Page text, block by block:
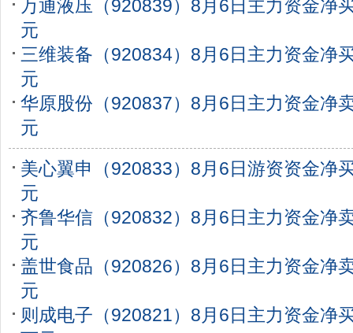
万通液压（920839）8月6日主力资金净
元
三维装备（920834）8月6日主力资金净
元
华原股份（920837）8月6日主力资金净
元
美心翼申（920833）8月6日游资资金净
元
齐鲁华信（920832）8月6日主力资金净
元
盖世食品（920826）8月6日主力资金净
元
则成电子（920821）8月6日主力资金净